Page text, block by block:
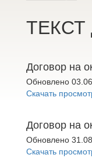
Договор на
Обновлено
Cкачать
Договор на
Обновлено
Cкачать